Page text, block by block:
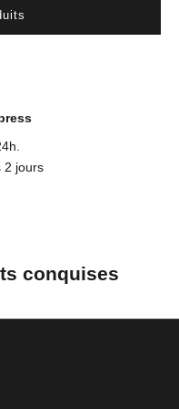
2 jours
1
l'élément 2
l'élément 3
à l'élément 4
conquises